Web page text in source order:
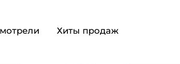
Хиты продаж